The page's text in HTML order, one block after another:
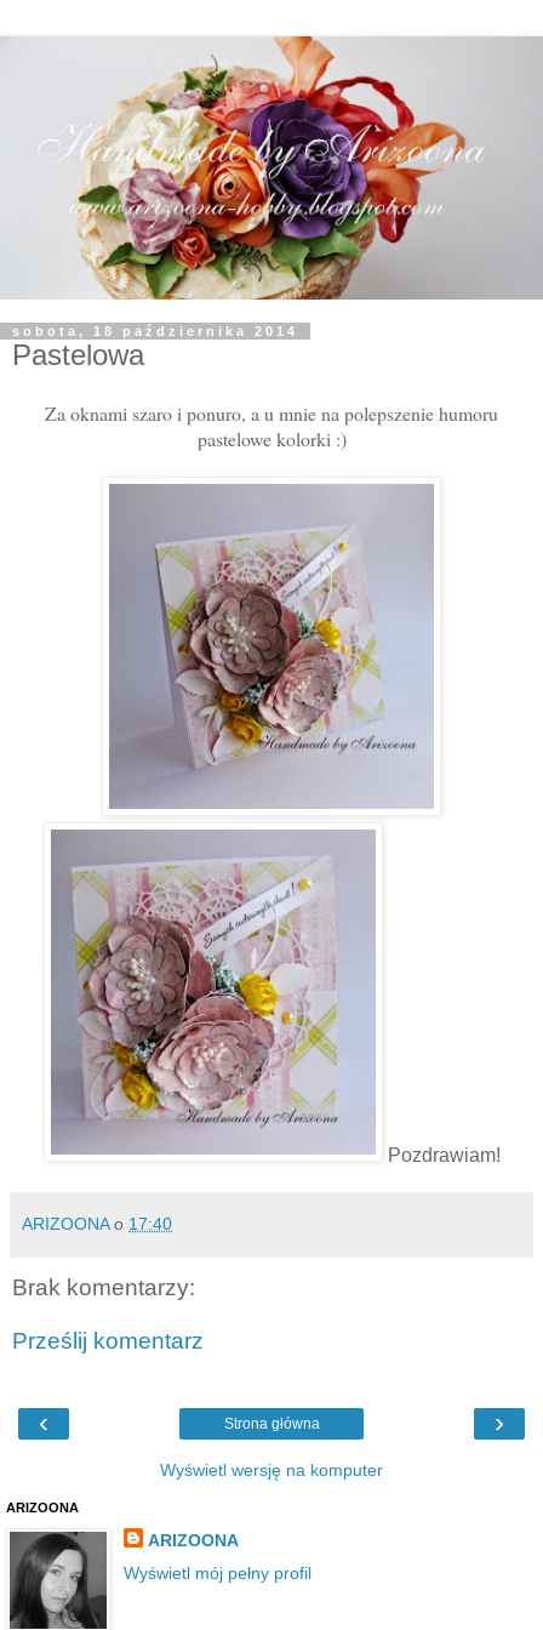
sobota, 18 października 2014
Pastelowa
Za oknami szaro i ponuro, a u mnie na polepszenie humoru
pastelowe kolorki :)
Pozdrawiam!
ARIZOONA o 17:40
Brak komentarzy:
Prześlij komentarz
‹ ›
Strona główna
Wyświetl wersję na komputer
ARIZOONA
ARIZOONA
Wyświetl mój pełny profil